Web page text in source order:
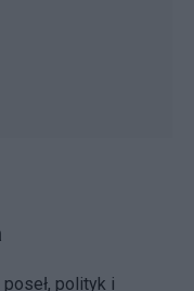
polityk i